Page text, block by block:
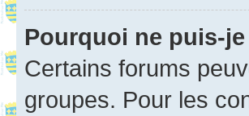
Pourquoi ne puis-
Certains forums
groupes. Pour les